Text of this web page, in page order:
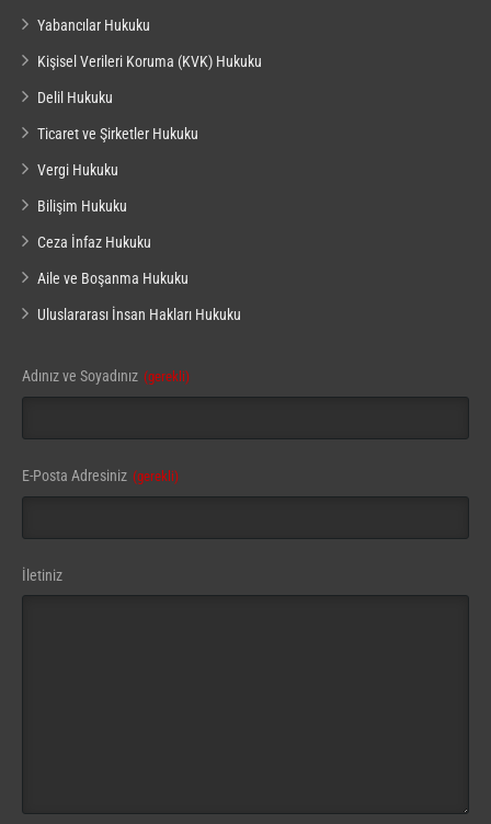
Yabancılar Hukuku
Kişisel Verileri Koruma (KVK) Hukuku
Delil Hukuku
Ticaret ve Şirketler Hukuku
Vergi Hukuku
Bilişim Hukuku
Ceza İnfaz Hukuku
Aile ve Boşanma Hukuku
Uluslararası İnsan Hakları Hukuku
Adınız ve Soyadınız (gerekli)
Your
Website (gerekli)
E-Posta Adresiniz (gerekli)
İletiniz